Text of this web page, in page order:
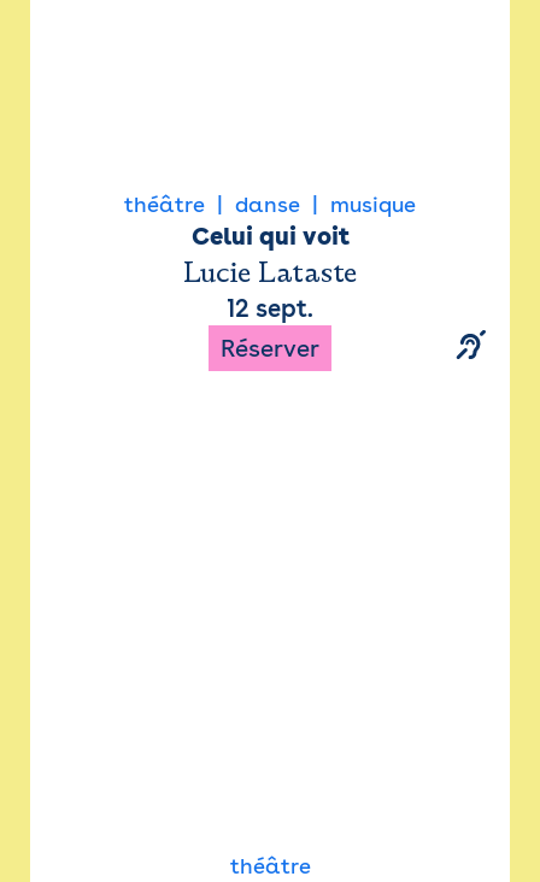
théâtre danse musique
Celui qui voit
Lucie Lataste
12 sept.
Réserver
théâtre